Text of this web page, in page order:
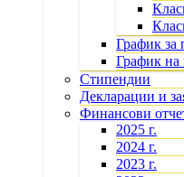
График за
График на
Стипендии
Декларации и
Финансови
2025 г.
2024 г.
2023 г.